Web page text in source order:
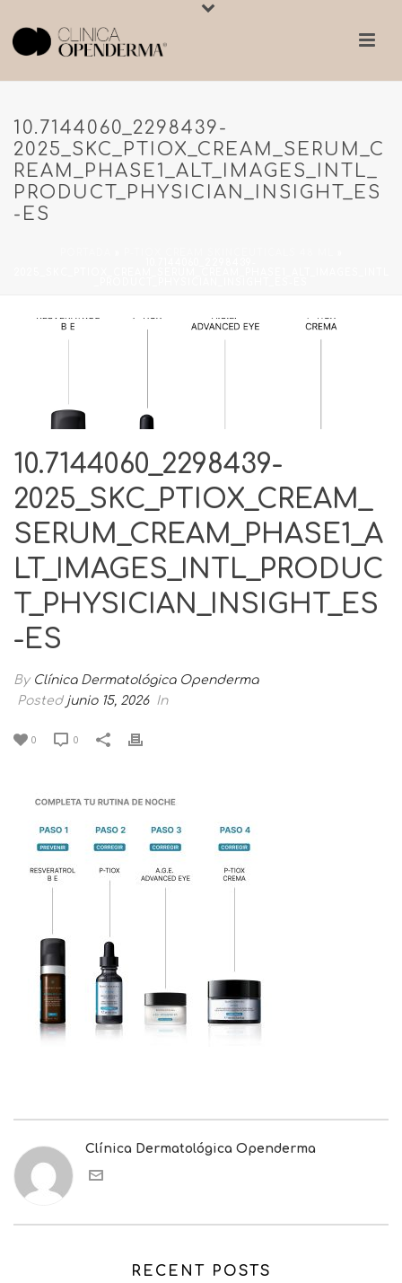
10.7144060_2298439-
2025_SKC_PTIOX_CREAM_SERUM_C
REAM_PHASE1_ALT_IMAGES_INTL_
PRODUCT_PHYSICIAN_INSIGHT_ES
-ES
10.7144060_2298439-
2025_SKC_PTIOX_CREAM_
SERUM_CREAM_PHASE1_A
LT_IMAGES_INTL_PRODUC
T_PHYSICIAN_INSIGHT_ES
-ES
By Clínica Dermatológica Openderma
Posted junio 15, 2026 In
0 0
Clínica Dermatológica Openderma
RECENT POSTS